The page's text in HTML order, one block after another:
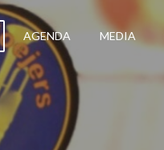
AGENDA MEDIA